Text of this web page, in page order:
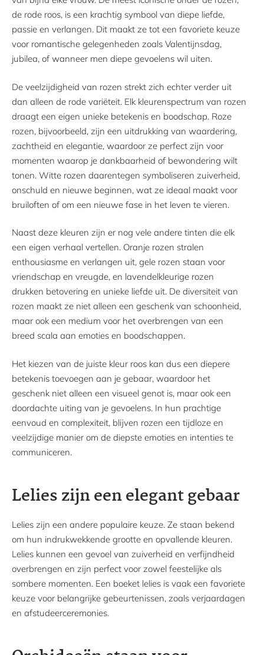
de rode roos, is een krachtig symbool van diepe liefde,
passie en verlangen. Dit maakt ze tot een favoriete keuze
voor romantische gelegenheden zoals Valentijnsdag,
jubilea, of wanneer men diepe gevoelens wil uiten.
De veelzijdigheid van rozen strekt zich echter verder uit
dan alleen de rode variëteit. Elk kleurenspectrum van rozen
draagt een eigen unieke betekenis en boodschap. Roze
rozen, bijvoorbeeld, zijn een uitdrukking van waardering,
zachtheid en elegantie, waardoor ze perfect zijn voor
momenten waarop je dankbaarheid of bewondering wilt
tonen. Witte rozen daarentegen symboliseren zuiverheid,
onschuld en nieuwe beginnen, wat ze ideaal maakt voor
bruiloften of om een nieuwe fase in het leven te vieren.
Naast deze kleuren zijn er nog vele andere tinten die elk
een eigen verhaal vertellen. Oranje rozen stralen
enthousiasme en verlangen uit, gele rozen staan voor
vriendschap en vreugde, en lavendelkleurige rozen
drukken betovering en unieke liefde uit. De diversiteit van
rozen maakt ze niet alleen een geschenk van schoonheid,
maar ook een medium voor het overbrengen van een
breed scala aan emoties en boodschappen.
Het kiezen van de juiste kleur roos kan dus een diepere
betekenis toevoegen aan je gebaar, waardoor het
geschenk niet alleen een visueel genot is, maar ook een
doordachte uiting van je gevoelens. In hun prachtige
eenvoud en complexiteit, blijven rozen een tijdloze en
veelzijdige manier om de diepste emoties en intenties te
communiceren.
Lelies zijn een elegant gebaar
Lelies zijn een andere populaire keuze. Ze staan bekend
om hun indrukwekkende grootte en opvallende kleuren.
Lelies kunnen een gevoel van zuiverheid en verfijndheid
overbrengen en zijn perfect voor zowel feestelijke als
sombere momenten. Een boeket lelies is vaak een favoriete
keuze voor belangrijke gebeurtenissen, zoals verjaardagen
en afstudeerceremonies.